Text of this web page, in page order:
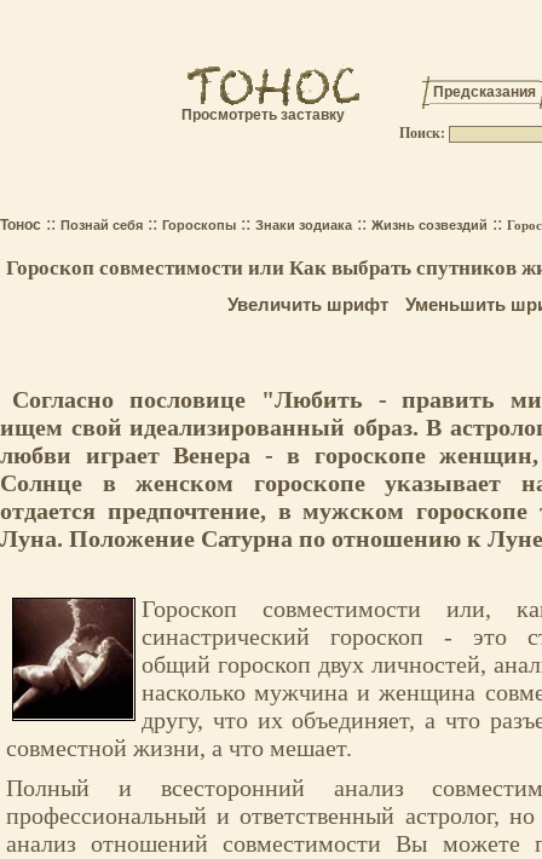
Предсказания
Поиск:
Тонос :: Познай себя :: Гороскопы :: Знаки зодиака :: Жизнь созвездий ::
Гороскоп совместимости или Как выбрать спутников
Увеличить шрифт Уменьшить
Согласно пословице "Любить - править
ищем свой идеализированный образ. В
любви играет Венера - в гороскопе
Солнце в женском гороскопе указывает
отдается предпочтение, в мужском
Луна. Положение Сатурна по отношению к Луне
Гороскоп совместимости или,
синастрический гороскоп - это
общий гороскоп двух личностей,
насколько мужчина и женщина
другу, что их объединяет, а что
совместной жизни, а что мешает.
Полный и всесторонний анализ
профессиональный и ответственный астролог,
анализ отношений совместимости Вы можете
Просмотреть заставку